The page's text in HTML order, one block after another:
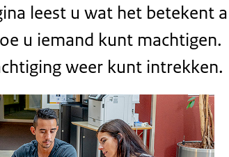
leest u wat het betekent
u iemand kunt machtigen.
weer kunt intrekken.